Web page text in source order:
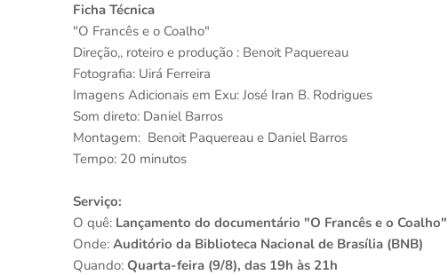
Ficha Técnica
"O Francês e o Coalho"
Direção,, roteiro e produção : Benoit Paquereau
Fotografia: Uirá Ferreira
Imagens Adicionais em Exu: José Iran B. Rodrigues
Som direto: Daniel Barros
Montagem: Benoit Paquereau e Daniel Barros
Tempo: 20 minutos
Serviço:
O quê: Lançamento do documentário "O Francês e o
Onde: Auditório da Biblioteca Nacional de Brasília (BNB)
Quando: Quarta-feira (9/8), das 19h às 21h